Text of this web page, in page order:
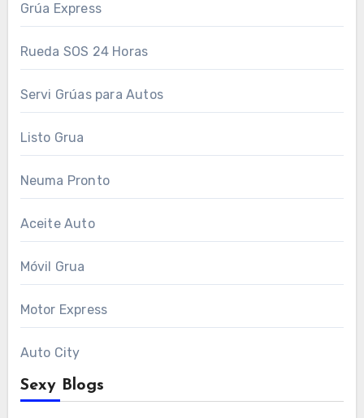
Grúa Express
Rueda SOS 24 Horas
Servi Grúas para Autos
Listo Grua
Neuma Pronto
Aceite Auto
Móvil Grua
Motor Express
Auto City
Sexy Blogs